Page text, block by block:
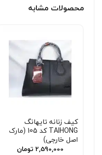
محصولات مشابه
کیف زنانه تایهانگ
TAIHONG کد 105 (مارک
اصل خارجی)
2,590,000 تومان